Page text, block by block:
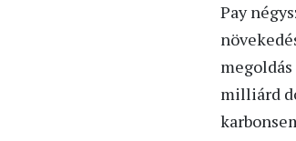
Pay
milliárd